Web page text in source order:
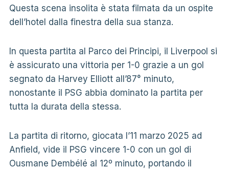
Questa scena insolita è stata filmata da un ospite
dell’hotel dalla finestra della sua stanza.
In questa partita al Parco dei Principi, il Liverpool si
è assicurato una vittoria per 1-0 grazie a un gol
segnato da Harvey Elliott all’87° minuto,
nonostante il PSG abbia dominato la partita per
tutta la durata della stessa. ​
La partita di ritorno, giocata l’11 marzo 2025 ad
Anfield, vide il PSG vincere 1-0 con un gol di
Ousmane Dembélé al 12º minuto, portando il